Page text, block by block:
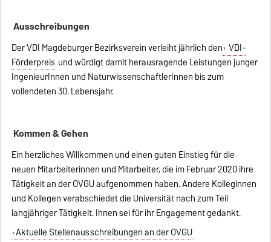
Ausschreibungen
Der VDI Magdeburger Bezirksverein verleiht jährlich den VDI-
Förderpreis und würdigt damit herausragende Leistungen junger
IngenieurInnen und NaturwissenschaftlerInnen bis zum
vollendeten 30. Lebensjahr.
Kommen & Gehen
Ein herzliches Willkommen und einen guten Einstieg für die
neuen Mitarbeiterinnen und Mitarbeiter, die im Februar 2020 ihre
Tätigkeit an der OVGU aufgenommen haben. Andere Kolleginnen
und Kollegen verabschiedet die Universität nach zum Teil
langjähriger Tätigkeit. Ihnen sei für ihr Engagement gedankt.
Aktuelle Stellenausschreibungen an der OVGU